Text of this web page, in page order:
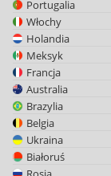
Portugalia
Włochy
Holandia
Meksyk
Francja
Australia
Brazylia
Belgia
Ukraina
Białoruś